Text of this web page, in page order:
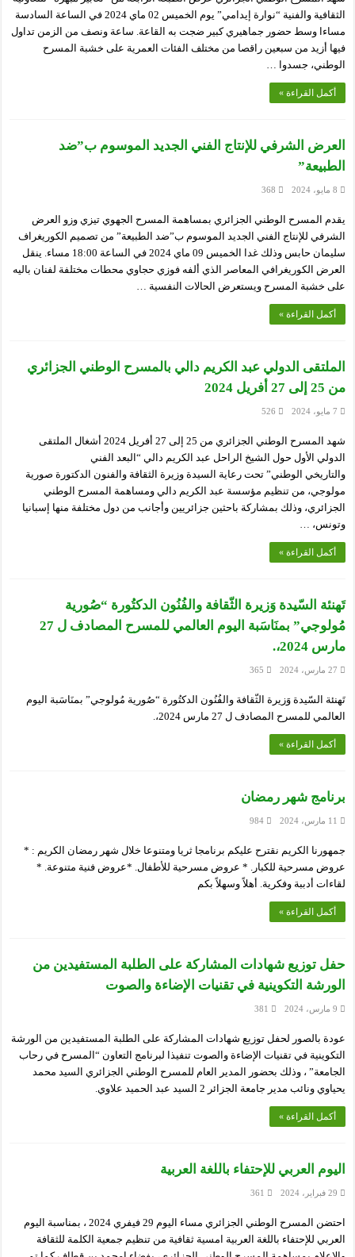
الثقافية والفنية “نوارة إيدامي” يوم الخميس 02 ماي 2024 في الساعة السادسة
مساءا وسط حضور جماهيري كبير ضجت به القاعة. ساعة ونصف من الزمن تداول
فيها أزيد من سبعين راقصا من مختلف الفئات العمرية على خشبة المسرح
الوطني، جسدوا …
أكمل القراءة »
العرض الشرفي للإنتاج الفني الجديد الموسوم ب”ضد
الطبيعة”
8 مايو، 2024 368
يقدم المسرح الوطني الجزائري بمساهمة المسرح الجهوي تيزي وزو العرض
الشرفي للإنتاج الفني الجديد الموسوم ب”ضد الطبيعة” من تصميم الكوريغراف
سليمان حابس وذلك غدا الخميس 09 ماي 2024 في الساعة 18:00 مساء. ينقل
العرض الكوريغرافي المعاصر الذي ألفه فوزي حجاوي محطات مختلفة لفنان باليه
على خشبة المسرح ويستعرض الحالات النفسية …
أكمل القراءة »
الملتقى الدولي عبد الكريم دالي بالمسرح الوطني الجزائري
من 25 إلى 27 أفريل 2024
7 مايو، 2024 526
شهد المسرح الوطني الجزائري من 25 إلى 27 أفريل 2024 أشغال الملتقى
الدولي الأول حول الشيخ الراحل عبد الكريم دالي “البعد الفني
والتاريخي الوطني” تحت رعاية السيدة وزيرة الثقافة والفنون الدكتورة صورية
مولوجي، من تنظيم مؤسسة عبد الكريم دالي ومساهمة المسرح الوطني
الجزائري، وذلك بمشاركة باحثين جزائريين وأجانب من دول مختلفة منها إسبانيا
وتونس، …
أكمل القراءة »
تَهنئة السّيدة وَزيرة الثّقافة والفُنُون الدكتُورة “صُورية
مُولوجي” بمنَاسَبة اليوم العالمي للمسرح المصادف ل 27
مارس 2024،.
27 مارس، 2024 365
تَهنئة السّيدة وَزيرة الثّقافة والفُنُون الدكتُورة “صُورية مُولوجي” بمنَاسَبة اليوم
العالمي للمسرح المصادف ل 27 مارس 2024،.
أكمل القراءة »
برنامج شهر رمضان
11 مارس، 2024 984
جمهورنا الكريم نقترح عليكم برنامجا ثريا ومتنوعا خلال شهر رمضان الكريم : *
عروض مسرحية للكبار. * عروض مسرحية للأطفال. *عروض فنية متنوعة. *
لقاءات أدببة وفكرية. أهلاً وسهلاً بكم
أكمل القراءة »
حفل توزيع شهادات المشاركة على الطلبة المستفيدين من
الورشة التكوينية في تقنيات الإضاءة والصوت
9 مارس، 2024 381
عودة بالصور لحفل توزيع شهادات المشاركة على الطلبة المستفيدين من الورشة
التكوينية في تقنيات الإضاءة والصوت تنفيذا لبرنامج التعاون “المسرح في رحاب
الجامعة” ، وذلك بحضور المدير العام للمسرح الوطني الجزائري السيد محمد
يحياوي ونائب مدير جامعة الجزائر 2 السيد عبد الحميد علاوي.
أكمل القراءة »
اليوم العربي للإحتفاء باللغة العربية
29 فبراير، 2024 361
احتضن المسرح الوطني الجزائري مساء اليوم 29 فيفري 2024 ، بمناسبة اليوم
العربي للإحتفاء باللغة العربية امسية ثقافية من تنظيم جمعية الكلمة للثقافة